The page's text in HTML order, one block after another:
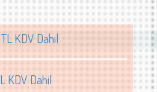
KDV Dahil
KDV Dahil